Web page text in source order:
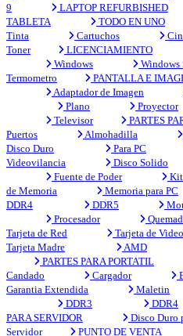
9
LAPTOP REFURBISHED
TABLETA
TODO EN UNO
Tinta
Cartuchos
Toner
LICENCIAMIENTO
Windows
Windows
Termometro
PANTALLA E
Adaptador de Imagen
Plano
Proyector
Televisor
PARTES
Puertos
Almohadilla
Disco Duro
Para PC
Videovilancia
Disco Solido
Fuente de Poder
Kit
de Memoria
Memoria para PC
DDR4
DDR5
Procesador
Tarjeta de Red
Tarjeta de Video
Tarjeta Madre
AMD
PARTES PARA PORTATIL
Candado
Cargador
Garantia Extendida
Maletin
DDR3
DDR4
PARA SERVIDOR
Disco Duro
Servidor
PUNTO DE VENTA